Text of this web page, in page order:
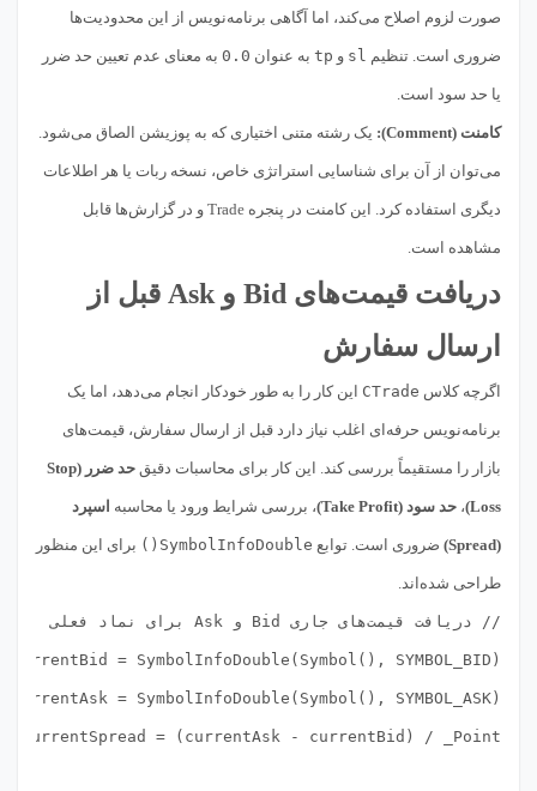
صورت لزوم اصلاح می‌کند، اما آگاهی برنامه‌نویس از این محدودیت‌ها
ضروری است. تنظیم sl و tp به عنوان 0.0 به معنای عدم تعیین حد ضرر
یا حد سود است.
کامنت (Comment): یک رشته متنی اختیاری که به پوزیشن الصاق می‌شود.
می‌توان از آن برای شناسایی استراتژی خاص، نسخه ربات یا هر اطلاعات
دیگری استفاده کرد. این کامنت در پنجره Trade و در گزارش‌ها قابل
مشاهده است.
دریافت قیمت‌های Bid و Ask قبل از
ارسال سفارش
اگرچه کلاس CTrade این کار را به طور خودکار انجام می‌دهد، اما یک
برنامه‌نویس حرفه‌ای اغلب نیاز دارد قبل از ارسال سفارش، قیمت‌های
بازار را مستقیماً بررسی کند. این کار برای محاسبات دقیق حد ضرر (Stop
Loss) ، حد سود (Take Profit) ، بررسی شرایط ورود یا محاسبه اسپرد
(Spread) ضروری است. توابع SymbolInfoDouble() برای این منظور
طراحی شده‌اند.